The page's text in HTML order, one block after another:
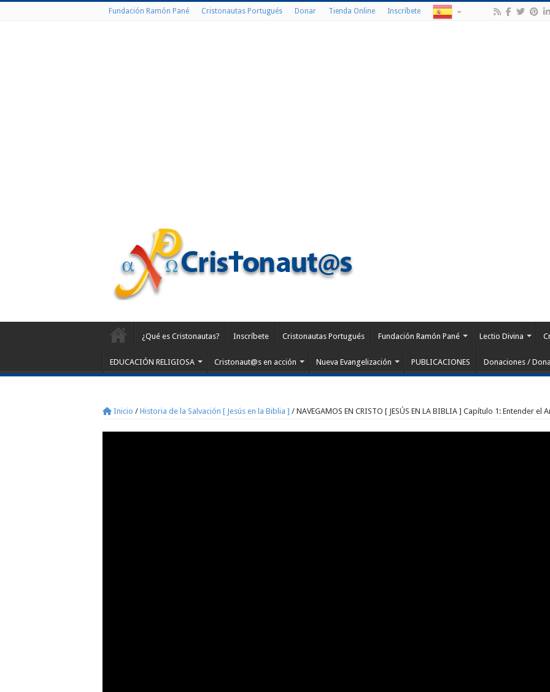
Fundación Ramón Pané Cristonautas Portugués Donar Tienda Online Inscríbete
¿Qué es Cristonautas? Inscríbete Cristonautas Portugués Fundación Ramón Pané Lectio Divina
EDUCACIÓN RELIGIOSA Cristonaut@s en acción Nueva Evangelización PUBLICACIONES Donaciones /
Inicio / Historia de la Salvación [ Jesús en la Biblia ] / NAVEGAMOS EN CRISTO [ JESÚS EN LA BIBLIA ] Capítulo 1: Entender el